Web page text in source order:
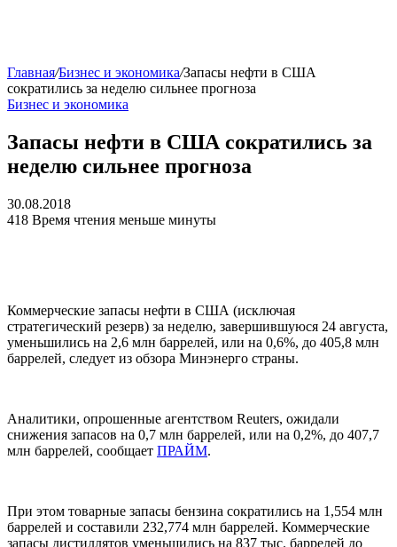
Главная/Бизнес и экономика/Запасы нефти в США
сократились за неделю сильнее прогноза
Бизнес и экономика
Запасы нефти в США сократились за
неделю сильнее прогноза
30.08.2018
418 Время чтения меньше минуты
Коммерческие запасы нефти в США (исключая
стратегический резерв) за неделю, завершившуюся 24 августа,
уменьшились на 2,6 млн баррелей, или на 0,6%, до 405,8 млн
баррелей, следует из обзора Минэнерго страны.
Аналитики, опрошенные агентством Reuters, ожидали
снижения запасов на 0,7 млн баррелей, или на 0,2%, до 407,7
млн баррелей, сообщает ПРАЙМ.
При этом товарные запасы бензина сократились на 1,554 млн
баррелей и составили 232,774 млн баррелей. Коммерческие
запасы дистиллятов уменьшились на 837 тыс. баррелей до